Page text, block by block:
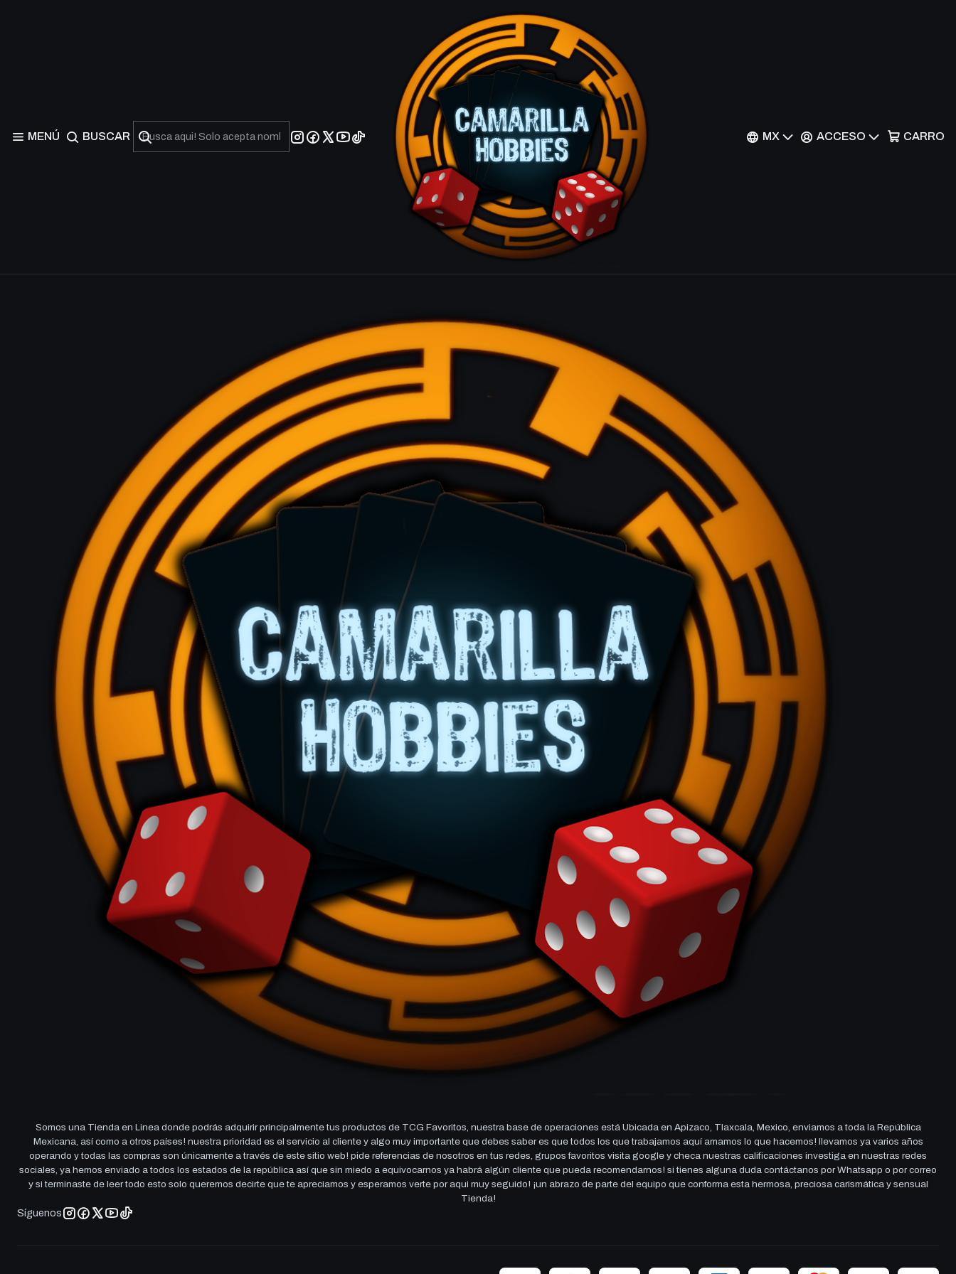
MENÚ BUSCAR MX ACCESO CARRO
WOTC
Mercurial Chemister - C20-221 - Rare
$10 MXN
VOLVER ARRIBA
Somos una Tienda en Linea donde podrás adquirir principalmente tus productos de TCG Favoritos, nuestra base de operaciones está Ubicada en Apizaco, Tlaxcala, Mexico, enviamos a toda la República
Mexicana, así como a otros países! nuestra prioridad es el servicio al cliente y algo muy importante que debes saber es que todos los que trabajamos aquí amamos lo que hacemos! llevamos ya varios años
operando y todas las compras son únicamente a través de este sitio web! pide referencias de nosotros en tus redes, grupos favoritos visita google y checa nuestras calificaciones investiga en nuestras redes
sociales, ya hemos enviado a todos los estados de la república así que sin miedo a equivocarnos ya habrá algún cliente que pueda recomendarnos! si tienes alguna duda contáctanos por Whatsapp o por correo
y si terminaste de leer todo esto solo queremos decirte que te apreciamos y esperamos verte por aqui muy seguido! ¡un abrazo de parte del equipo que conforma esta hermosa, preciosa carismática y sensual
Tienda!
Síguenos